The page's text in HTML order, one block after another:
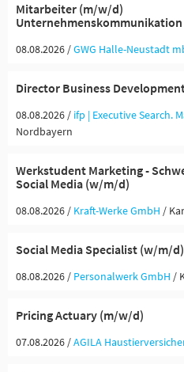
Mitarbeiter (m/w/d)
Unternehmenskommunikation
08.08.2026 /GWG Halle-Neustadt
Director Business
08.08.2026 / ifp | Executive Search.
Nordbayern
Werkstudent Marketing -
Social Media (w/m/d)
08.08.2026 / Kraft-Werke GmbH /
Social Media Specialist (w/m/d)
08.08.2026 / Personalwerk GmbH /
Pricing Actuary (m/w/d)
07.08.2026 /AGILA